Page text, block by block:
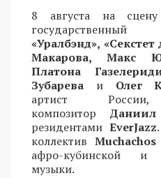
8 августа на
«Уралбэнд»,
Макарова, Макс
Платона
Зубарева и Олег
артист
композитор
резидентами EverJazz
коллектив
афро-кубинской и
музыки.